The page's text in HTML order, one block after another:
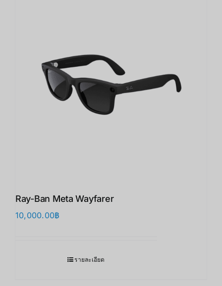
Ray-Ban Meta Wayfarer
10,000.00฿
รายละเอียด